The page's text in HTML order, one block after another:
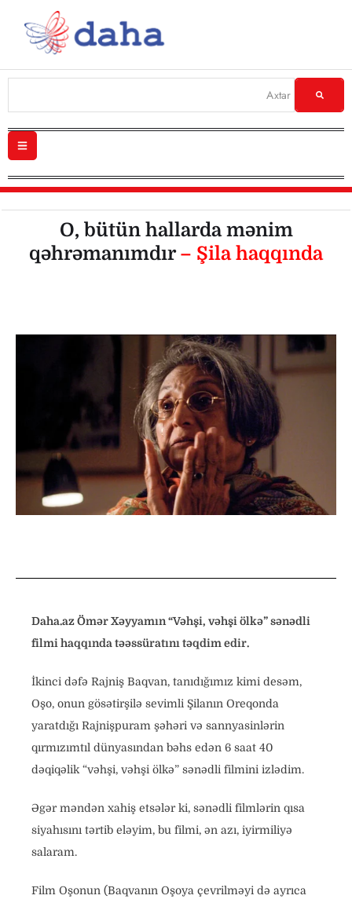
O, bütün hallarda mənim
qəhrəmanımdır– Şila haqqında
Daha.az Ömər Xəyyamın “Vəhşi, vəhşi ölkə” sənədli
filmi haqqında təəssüratını təqdim edir.
İkinci dəfə Rajniş Baqvan, tanıdığımız kimi desəm,
Oşo, onun gösətirşilə sevimli Şilanın Oreqonda
yaratdığı Rajnişpuram şəhəri və sannyasinlərin
qırmızımtıl dünyasından bəhs edən 6 saat 40
dəqiqəlik “vəhşi, vəhşi ölkə” sənədli filmini izlədim.
Əgər məndən xahiş etsələr ki, sənədli filmlərin qısa
siyahısını tərtib eləyim, bu filmi, ən azı, iyirmiliyə
salaram.
Film Oşonun (Baqvanın Oşoya çevrilməyi də ayrıca